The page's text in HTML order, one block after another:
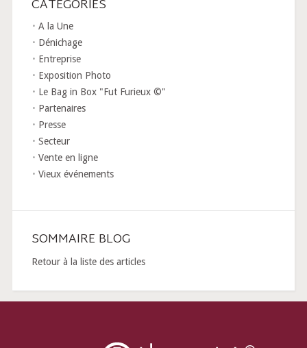
CATÉGORIES
A la Une
Dénichage
Entreprise
Exposition Photo
Le Bag in Box "Fut Furieux ©"
Partenaires
Presse
Secteur
Vente en ligne
Vieux événements
SOMMAIRE BLOG
Retour à la liste des articles